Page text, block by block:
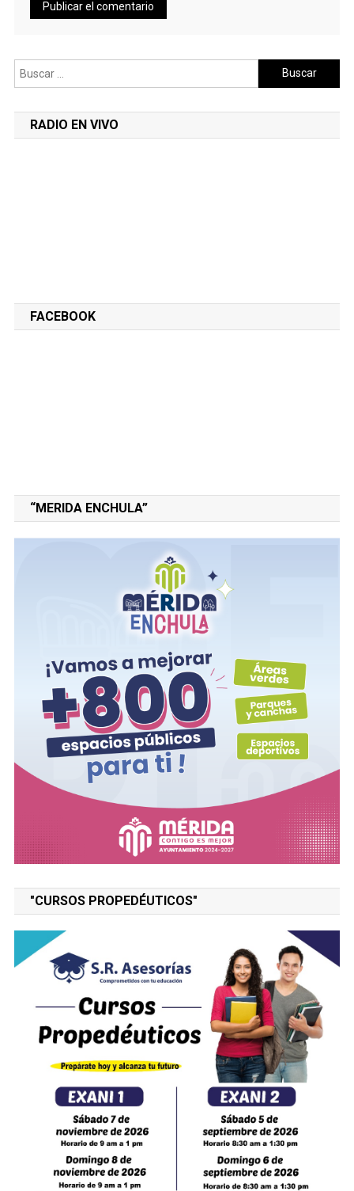
Buscar:
RADIO EN VIVO
FACEBOOK
“MERIDA ENCHULA”
"CURSOS PROPEDÉUTICOS"